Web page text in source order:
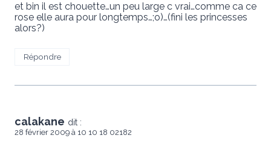
et bin il est chouette…un peu large c vrai…comme ca ce
rose elle aura pour longtemps…;o)…(fini les princesses
alors?)
Répondre
calakane dit :
28 février 2009 à 10 10 18 02182